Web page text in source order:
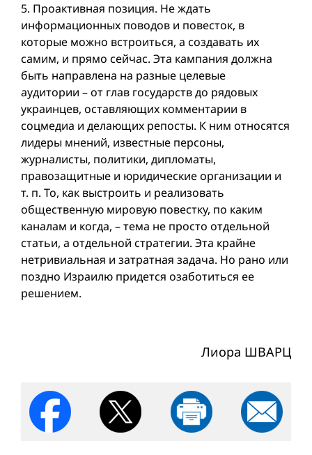
5. Проактивная позиция. Не ждать
информационных поводов и повесток, в
которые можно встроиться, а создавать их
самим, и прямо сейчас. Эта кампания должна
быть направлена на разные целевые
аудитории – от глав государств до рядовых
украинцев, оставляющих комментарии в
соцмедиа и делающих репосты. К ним относятся
лидеры мнений, известные персоны,
журналисты, политики, дипломаты,
правозащитные и юридические организации и
т. п. То, как выстроить и реализовать
общественную мировую повестку, по каким
каналам и когда, – тема не просто отдельной
статьи, а отдельной стратегии. Эта крайне
нетривиальная и затратная задача. Но рано или
поздно Израилю придется озаботиться ее
решением.
Лиора ШВАРЦ